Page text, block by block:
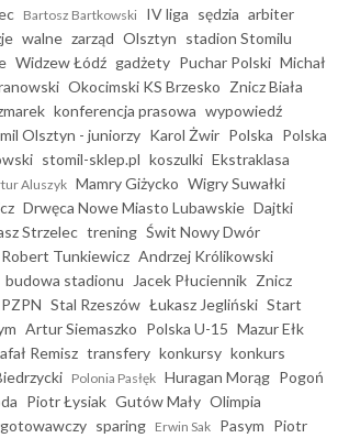
Bartosz Bartkowski IV liga sędzia arbiter
walne zarząd Olsztyn stadion Stomilu
Widzew Łódź gadżety Puchar Polski Michał
Okocimski KS Brzesko Znicz Biała
konferencja prasowa wypowiedź
Olsztyn - juniorzy Karol Żwir Polska Polska
stomil-sklep.pl koszulki Ekstraklasa
Aluszyk Mamry Giżycko Wigry Suwałki
Drwęca Nowe Miasto Lubawskie Dajtki
Strzelec trening Świt Nowy Dwór
Robert Tunkiewicz Andrzej Królikowski
budowa stadionu Jacek Płuciennik Znicz
PZPN Stal Rzeszów Łukasz Jegliński Start
Artur Siemaszko Polska U-15 Mazur Ełk
Remisz transfery konkursy konkurs
Polonia Pasłęk Huragan Morąg Pogoń
Piotr Łysiak Gutów Mały Olimpia
sparing Erwin Sak Pasym Piotr